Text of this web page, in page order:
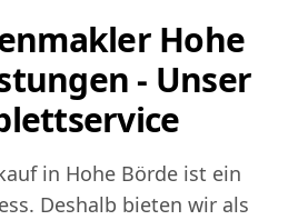
Hohe
- Unser
in Hohe Börde ist ein
Deshalb bieten wir als